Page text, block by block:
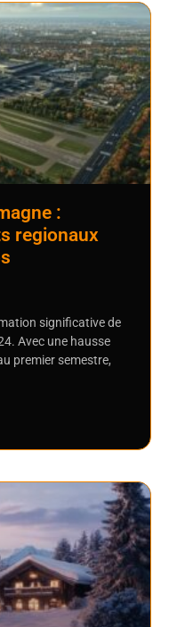
:
regionaux
significative de
Avec une hausse
premier semestre,